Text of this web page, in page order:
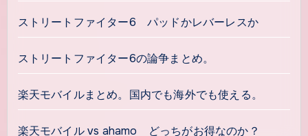
ストリートファイター6 パッドかレバーレスか
ストリートファイター6の論争まとめ。
楽天モバイルまとめ。国内でも海外でも使える。
楽天モバイル vs ahamo どっちがお得なのか？